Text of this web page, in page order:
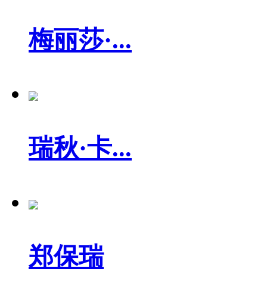
梅丽莎·...
瑞秋·卡...
郑保瑞